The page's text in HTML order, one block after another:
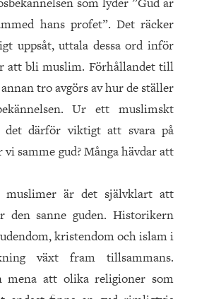
hans profet”. Det räcker
uppsåt, uttala dessa ord inför
att bli muslim. Förhållandet till
tro avgörs av hur de ställer
Ur ett muslimskt
det därför viktigt att svara på
samme gud? Många hävdar att
muslimer är det självklart att
den sanne guden. Historikern
kristendom och islam i
växt fram tillsammans.
mena att olika religioner som